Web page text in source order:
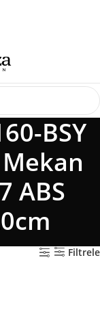
Taksit Fırsatı
BSY
Mekan
ABS
Filtrele